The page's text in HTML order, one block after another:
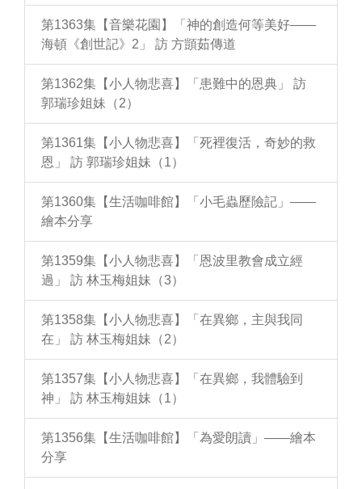
第1363集【音樂花園】「神的創造何等美好——
海頓《創世記》2」 訪 方顗茹傳道
第1362集【小人物悲喜】「患難中的恩典」 訪
郭瑞珍姐妹（2）
第1361集【小人物悲喜】「死裡復活，奇妙的救
恩」 訪 郭瑞珍姐妹（1）
第1360集【生活咖啡館】「小毛蟲歷險記」——
繪本分享
第1359集【小人物悲喜】「恩波里教會成立經
過」 訪 林玉梅姐妹（3）
第1358集【小人物悲喜】「在異鄉，主與我同
在」 訪 林玉梅姐妹（2）
第1357集【小人物悲喜】「在異鄉，我體驗到
神」 訪 林玉梅姐妹（1）
第1356集【生活咖啡館】「為愛朗讀」——繪本
分享